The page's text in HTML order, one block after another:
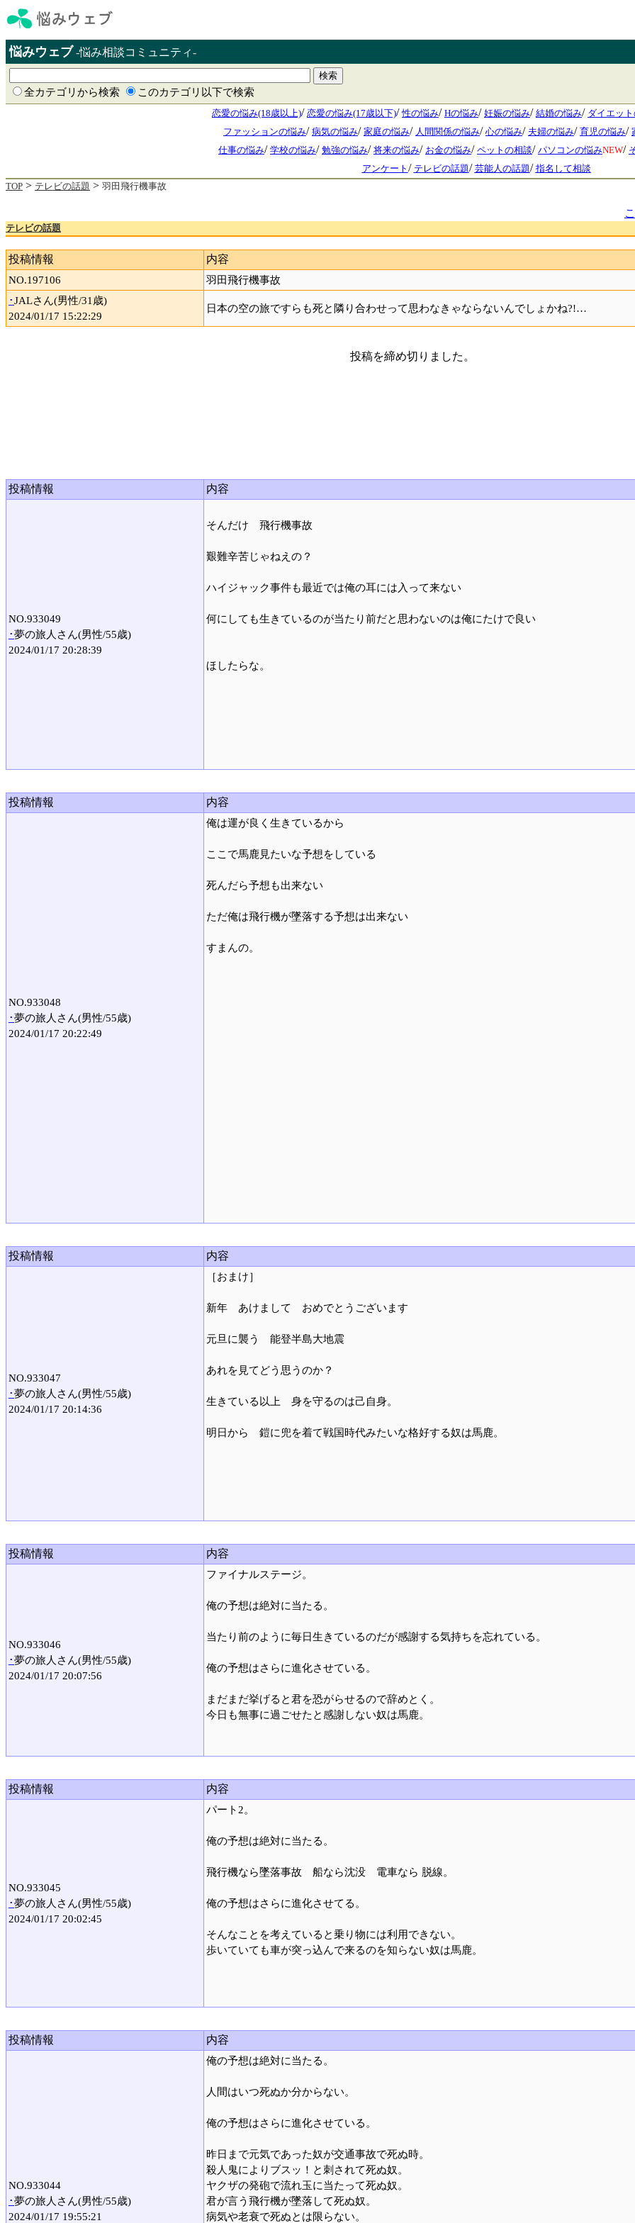
悩みウェブ -悩み相談コミュニティ-
全カテゴリから検索 このカテゴリ以下で検索
恋愛の悩み(18歳以上)/ 恋愛の悩み(17歳以下)/性の悩み/ Hの悩み/ 妊娠の悩み/ 結婚の悩み/ ダイエッ
ファッションの悩み/ 病気の悩み/ 家庭の悩み/ 人間関係の悩み/ 心の悩み/ 夫婦の悩み/ 育児の悩み/
仕事の悩み/ 学校の悩み/ 勉強の悩み/ 将来の悩み/ お金の悩み/ ペットの相談/ パソコンの悩みNEW/
アンケート / テレビの話題/ 芸能人の話題/ 指名して相談
TOP > テレビの話題 > 羽田飛行機事故
テレビの話題
投稿情報 内容
NO.197106
羽田飛行機事故
･JALさん(男性/31歳)
2024/01/17 15:22:29
日本の空の旅ですらも死と隣り合わせって思わなきゃならないんでしょかね?!…
投稿を締め切りました。
投稿情報 内容
NO.933049
･夢の旅人さん(男性/55歳)
2024/01/17 20:28:39
そんだけ 飛行機事故
艱難辛苦じゃねえの？
ハイジャック事件も最近では俺の耳には入って来ない
何にしても生きているのが当たり前だと思わないのは俺にたけで良い
ほしたらな。
投稿情報 内容
NO.933048
･夢の旅人さん(男性/55歳)
2024/01/17 20:22:49
俺は運が良く生きているから
ここで馬鹿見たいな予想をしている
死んだら予想も出来ない
ただ俺は飛行機が墜落する予想は出来ない
すまんの。
投稿情報 内容
NO.933047
･夢の旅人さん(男性/55歳)
2024/01/17 20:14:36
［おまけ］
新年 あけまして おめでとうございます
元旦に襲う 能登半島大地震
あれを見てどう思うのか？
生きている以上 身を守るのは己自身。
明日から 鎧に兜を着て戦国時代みたいな格好する奴は馬鹿。
投稿情報 内容
NO.933046
･夢の旅人さん(男性/55歳)
2024/01/17 20:07:56
ファイナルステージ。
俺の予想は絶対に当たる。
当たり前のように毎日生きているのだが感謝する気持ちを忘れている。
俺の予想はさらに進化させている。
まだまだ挙げると君を恐がらせるので辞めとく。
今日も無事に過ごせたと感謝しない奴は馬鹿。
投稿情報 内容
NO.933045
･夢の旅人さん(男性/55歳)
2024/01/17 20:02:45
パート2。
俺の予想は絶対に当たる。
飛行機なら墜落事故 船なら沈没 電車なら 脱線。
俺の予想はさらに進化させてる。
そんなことを考えていると乗り物には利用できない。
歩いていても車が突っ込んで来るのを知らない奴は馬鹿。
投稿情報 内容
NO.933044
･夢の旅人さん(男性/55歳)
2024/01/17 19:55:21
俺の予想は絶対に当たる。
人間はいつ死ぬか分からない。
俺の予想はさらに進化させている。
昨日まで元気であった奴が交通事故で死ぬ時。
殺人鬼によりブスッ！と刺されて死ぬ奴。
ヤクザの発砲で流れ玉に当たって死ぬ奴。
君が言う飛行機が墜落して死ぬ奴。
病気や老衰で死ぬとは限らない。